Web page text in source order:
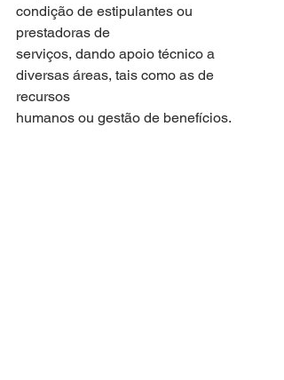
condição de estipulantes ou
prestadoras de
serviços, dando apoio técnico a
diversas áreas, tais como as de
recursos
humanos ou gestão de benefícios.